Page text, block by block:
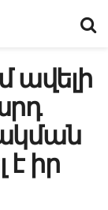
ավելի
է իր